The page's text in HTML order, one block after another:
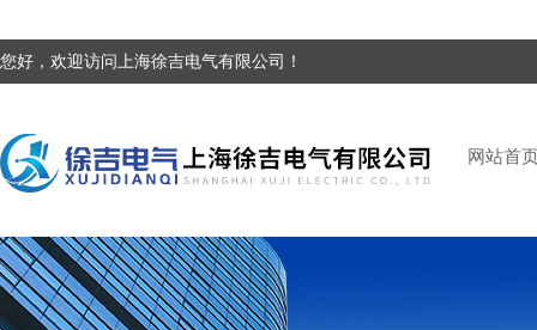
您好，欢迎访问上海徐吉电气有限公司！
网站首